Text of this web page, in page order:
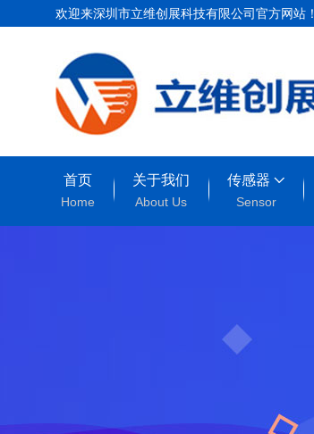
欢迎来深圳市立维创展科技有限公司官方网站！
首页
Home
关于我们
About Us
传感器
Sensor